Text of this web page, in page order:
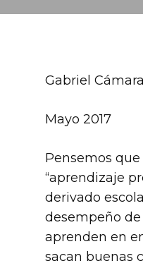
Gabriel Cámara
Mayo 2017
Pensemos
“aprendizaje
derivado
desempeño
aprenden en
sacan buenas